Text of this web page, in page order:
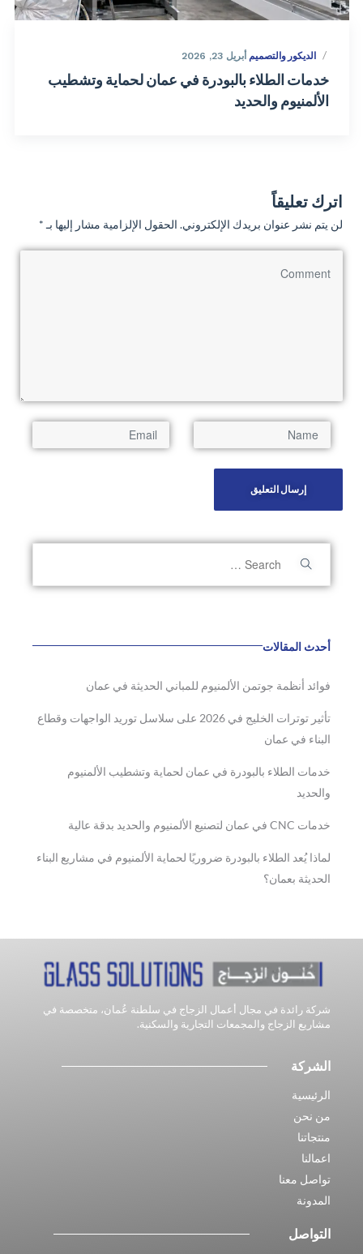
الديكور والتصميم أبريل 23, 2026
خدمات الطلاء بالبودرة في عمان لحماية وتشطيب
الألمنيوم والحديد
اترك تعليقاً
لن يتم نشر عنوان بريدك الإلكتروني. الحقول الإلزامية مشار إليها بـ *
أحدث المقالات
فوائد أنظمة جوتمن الألمنيوم للمباني الحديثة في عمان
تأثير توترات الخليج في 2026 على سلاسل توريد الواجهات وقطاع
البناء في عمان
خدمات الطلاء بالبودرة في عمان لحماية وتشطيب الألمنيوم
والحديد
خدمات CNC في عمان لتصنيع الألمنيوم والحديد بدقة عالية
لماذا يُعد الطلاء بالبودرة ضروريًا لحماية الألمنيوم في مشاريع البناء
الحديثة بعمان؟
شركة رائدة في مجال أعمال الزجاج في سلطنة عُمان، متخصصة في
مشاريع الزجاج والمجمعات التجارية والسكنية.
الشركة
الرئيسية
من نحن
منتجاتنا
اعمالنا
تواصل معنا
المدونة
التواصل